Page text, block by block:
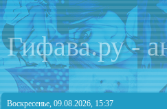
Гифава.ру -
Воскресенье, 09.08.2026, 15:37